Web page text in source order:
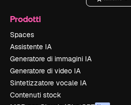
Prodotti
Spaces
Assistente IA
Generatore di immagini IA
Generatore di video IA
Sintetizzatore vocale IA
Contenuti stock